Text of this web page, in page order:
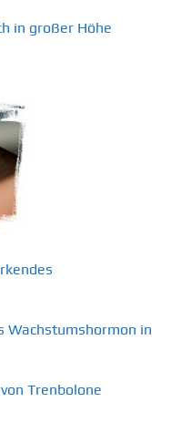
in großer Höhe
Wachstumshormon in
Trenbolone